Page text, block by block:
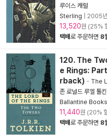
루이스 캐럴
Sterling
2005
13,520원 (25%
택배로 주문하면 8
120. The
e Rings:
rback) - The
존 로널드 루엘 톨킨
Ballantine Books
11,440원 (20%
택배로 주문하면 8